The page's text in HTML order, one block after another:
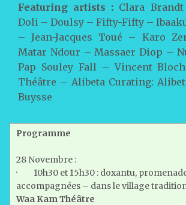
Featuring artists : Clara
Doli – Doulsy – Fifty-Fifty –
– Jean-Jacques Toué – Karo
Matar Ndour – Massaer Diop –
Pap Souley Fall – Vincent
Théâtre – Alibeta Curating:
Buysse
Programme
28 Novembre :
· 10h30 et 15h30 : doxantu,
accompagnées – dans le village
Waa Kam Théâtre